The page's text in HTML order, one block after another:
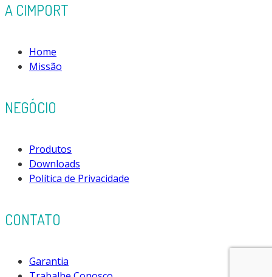
A CIMPORT
Home
Missão
NEGÓCIO
Produtos
Downloads
Política de Privacidade
CONTATO
Garantia